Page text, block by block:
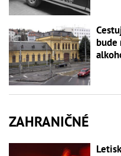
bude
ZAHRANIČNÉ